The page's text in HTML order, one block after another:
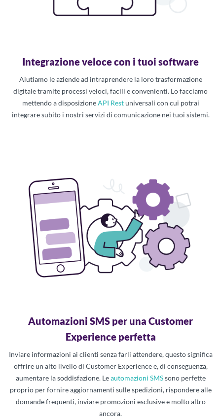
Integrazione veloce con i tuoi software
Aiutiamo le aziende ad intraprendere la loro trasformazione
digitale tramite processi veloci, facili e convenienti. Lo facciamo
mettendo a disposizioneAPI Restuniversali con cui potrai
integrare subito i nostri servizi di comunicazione nei tuoi sistemi.
Automazioni SMS per una Customer
Experience perfetta
Inviare informazioni ai clienti senza farli attendere, questo significa
offrire un alto livello di Customer Experience e, di conseguenza,
aumentare la soddisfazione. Leautomazioni SMSsono perfette
proprio per fornire aggiornamenti sulle spedizioni, rispondere alle
domande frequenti, inviare promozioni esclusive e molto altro
ancora.